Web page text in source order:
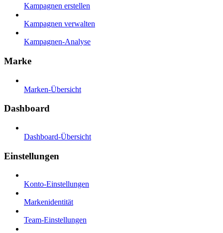
Kampagnen erstellen
Kampagnen verwalten
Kampagnen-Analyse
Marke
Marken-Übersicht
Dashboard
Dashboard-Übersicht
Einstellungen
Konto-Einstellungen
Markenidentität
Team-Einstellungen